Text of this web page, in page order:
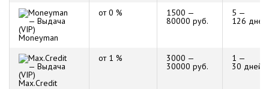
Moneyman
от 0 % 1500 —
80000 руб.
5 —
126 дней
Max.Credit
от 1 % 3000 —
30000 руб.
1 —
30 дней